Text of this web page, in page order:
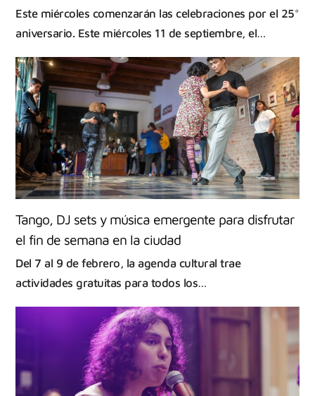
Este miércoles comenzarán las celebraciones por el 25°
aniversario. Este miércoles 11 de septiembre, el…
Tango, DJ sets y música emergente para disfrutar
el fin de semana en la ciudad
Del 7 al 9 de febrero, la agenda cultural trae
actividades gratuitas para todos los…